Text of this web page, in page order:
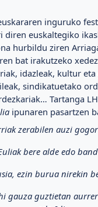
inguruko
diren euskaltegiko
hurbildu ziren
bat irakutzeko
idazleak, kultur eta
sindikatuetako
Tartanga
ipunaren pasartzen
zerabilen auzi
bere alde edo
ezin burua nirekin
gauza guztietan